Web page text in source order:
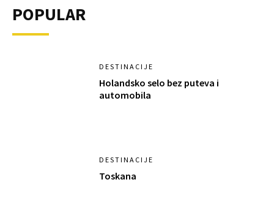
POPULAR
DESTINACIJE
Holandsko selo bez puteva i
automobila
DESTINACIJE
Toskana